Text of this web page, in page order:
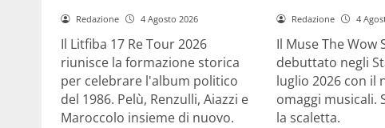
Redazione 4 Agosto 2026
Il Litfiba 17 Re Tour 2026
riunisce la formazione storica
per celebrare l'album politico
del 1986. Pelù, Renzulli, Aiazzi e
Maroccolo insieme di nuovo.
Redazione 4
Il Muse The Wow
debuttato negli
luglio 2026 con il
omaggi musicali.
la scaletta.